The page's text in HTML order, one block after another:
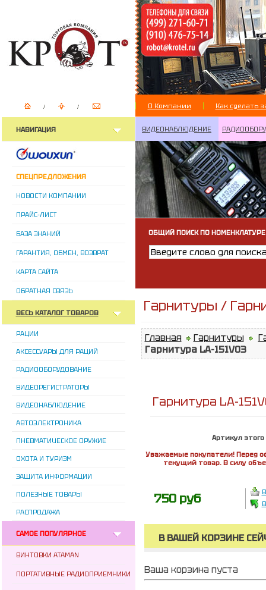
О Компании Как сделать
НАВИГАЦИЯ
СПЕЦПРЕДЛОЖЕНИЯ
НОВОСТИ КОМПАНИИ
ПРАЙС-ЛИСТ
БАЗА ЗНАНИЙ
ГАРАНТИЯ, ОБМЕН, ВОЗВРАТ
КАРТА САЙТА
ОБРАТНАЯ СВЯЗЬ
ВЕСЬ КАТАЛОГ ТОВАРОВ
РАЦИИ
АКСЕССУАРЫ ДЛЯ РАЦИЙ
РАДИООБОРУДОВАНИЕ
ВИДЕОРЕГИСТРАТОРЫ
ВИДЕОНАБЛЮДЕНИЕ
АВТОЭЛЕКТРОНИКА
ПНЕВМАТИЧЕСКОЕ ОРУЖИЕ
ОХОТА И ТУРИЗМ
ЗАЩИТА ИНФОРМАЦИИ
ПОЛЕЗНЫЕ ТОВАРЫ
РАСПРОДАЖА
САМОЕ ПОПУЛЯРНОЕ
ВИНТОВКИ ATAMAN
ПОРТАТИВНЫЕ РАДИОПРИЕМНИКИ
ВИДЕОНАБЛЮДЕНИЕ
ОБЩИЙ ПОИСК ПО НОМЕНКЛАТУРЕ
Гарнитуры /
Главная Гарнитуры
Гарнитура LA-151V03
Гарнитура LA-
Артикул
Уважаемые покупатели! Перед
текущий товар. В силу
750 руб
В ВАШЕЙ КОРЗИНЕ
Ваша корзина пуста